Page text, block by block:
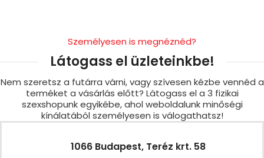
Személyesen is megnéznéd?
Látogass el üzleteinkbe!
Nem szeretsz a futárra várni, vagy szívesen kézbe vennéd a
terméket a vásárlás előtt? Látogass el a 3 fizikai
szexshopunk egyikébe, ahol weboldalunk minőségi
kínálatából személyesen is válogathatsz!
1066 Budapest, Teréz krt. 58